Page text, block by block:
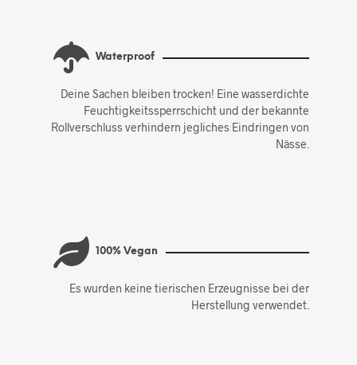
Waterproof
Deine Sachen bleiben trocken! Eine wasserdichte
Feuchtigkeitssperrschicht und der bekannte
Rollverschluss verhindern jegliches Eindringen von
Nässe.
100% Vegan
Es wurden keine tierischen Erzeugnisse bei der
Herstellung verwendet.